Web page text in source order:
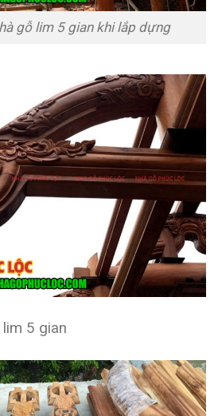
gỗ lim 5 gian khi lắp dựng
5 gian